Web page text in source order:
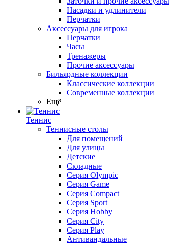
Насадки и удлинители
Перчатки
Аксессуары для игрока
Перчатки
Часы
Тренажеры
Прочие аксессуары
Бильярдные коллекции
Классические коллекции
Современные коллекции
Ещё
Теннис
Теннисные столы
Для помещений
Для улицы
Детские
Складные
Серия Olympic
Серия Game
Серия Compact
Серия Sport
Серия Hobby
Серия City
Серия Play
Антивандальные